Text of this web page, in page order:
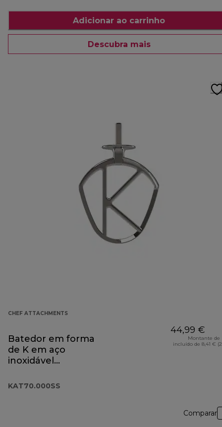
Adicionar ao carrinho
Descubra mais
CHEF ATTACHMENTS
Batedor em forma
de K em aço
inoxidável
KAT70.000SS
44,99 €
Montante de
incluído de 8,41 €
Comparar